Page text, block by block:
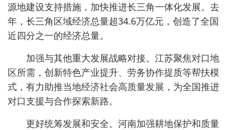
源地建设支持措施，加快推进长三角一体化发展。去
年，长三角区域经济总量超34.6万亿元，创造了全国
近四分之一的经济总量。
加强与其他重大发展战略对接。江苏聚焦对口地
区所需，创新特色产业提升、劳务协作提质等帮扶模
式，有力助推当地经济社会高质量发展，为全国推进
对口支援与合作探索新路。
更好统筹发展和安全。河南加强耕地保护和质量